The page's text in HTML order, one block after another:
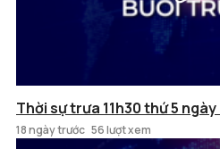
Thời sự trưa 11h30 thứ 5
18 ngày trước 56 lượt xem